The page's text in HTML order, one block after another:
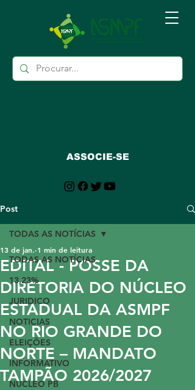
ASSOCIE-SE
Post
TODAS AS NOTÍCIAS
13,23%
JURIDICO
NOTICIAS
ELEIÇÕES
INFORMATIVO
NUCLEO PB
TODAS AS NOTÍCIAS
EDITAL - POSSE DA
DIRETORIA DO NÚCLEO
ESTADUAL DA ASMPF
NO RIO GRANDE DO
NORTE – MANDATO
TAMPÃO 2026/2027
13 de jan. 1 min de leitura